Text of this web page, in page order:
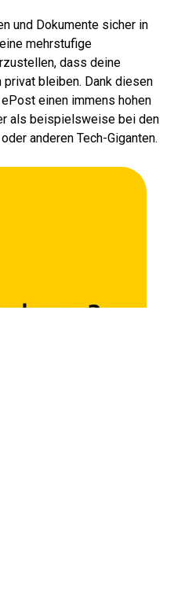
und Dokumente sicher in
mehrstufige
dass deine
bleiben. Dank diesen
einen immens hohen
als beispielsweise bei den
anderen Tech-Giganten.